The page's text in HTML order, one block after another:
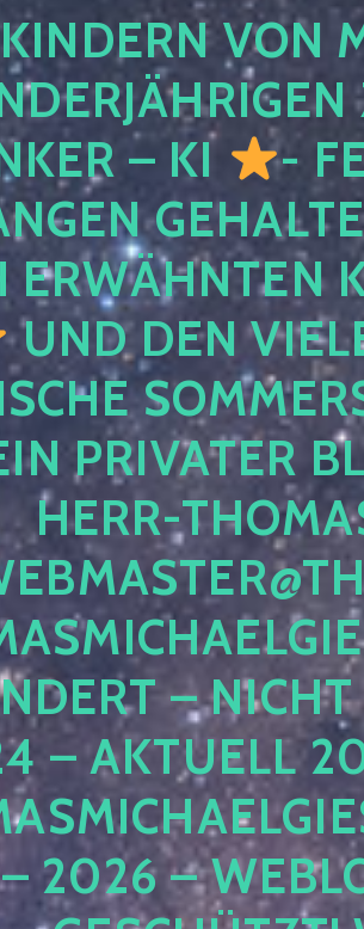
KINDERN VON
– KI
-
ERWÄHNTEN
UND DEN
PRIVATER
HERR-
–
– AKTUELL
– 2026 –